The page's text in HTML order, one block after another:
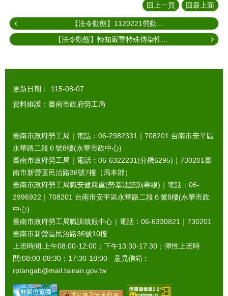
回上一頁 回最上面
【法令動態】1120221勞動...
【法令動態】轉知嚴重特殊傳染性...
:::
更新日期：
115-08-07
資料維護：臺南市政府勞工局
臺南市政府勞工局｜電話：06-2982331｜ 708201 台南市安平區
永華路二段６號8樓(永華市政中心)
臺南市政府勞工局｜電話：06-6322231(分機6295)｜ 730201臺
南市新營區民治路36號7樓（局本部）
臺南市政府勞工局職安健康處(勞基法諮詢專線)｜電話：06-
2996922｜ 708201 台南市安平區永華路二段６號8樓(永華市政
中心)
臺南市政府勞工局職訓就服中心｜電話：06-6330821｜ 730201
臺南市新營區民治路36號10樓
上班時間:上午08:00-12:00；下午13:30-17:30；彈性上班時
間:08:00-08:30；17:30-18:00 意見信箱︰
rptangab@mail.tainan.gov.tw